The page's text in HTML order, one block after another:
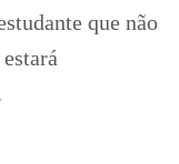
que não